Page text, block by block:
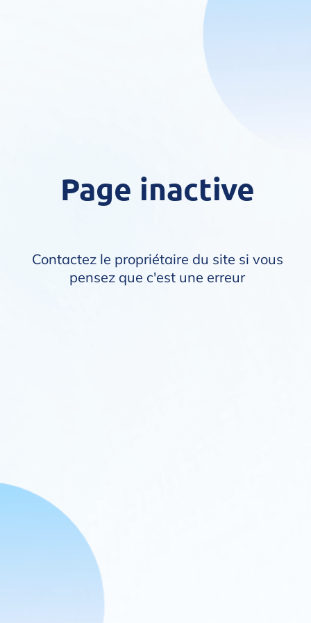
Page inactive
Contactez le propriétaire du site si vous
pensez que c'est une erreur